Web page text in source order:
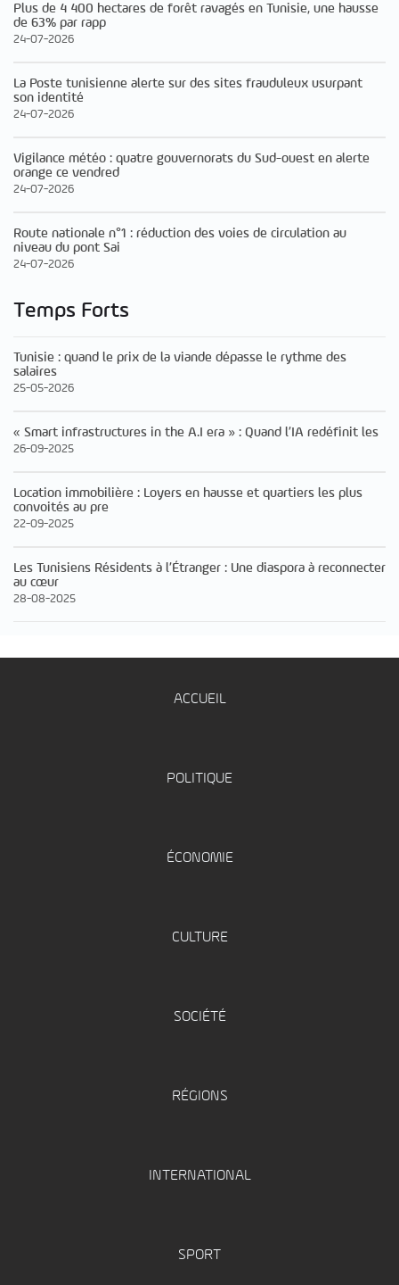
Plus de 4 400 hectares de forêt ravagés en Tunisie, une hausse
de 63% par rapp
24-07-2026
La Poste tunisienne alerte sur des sites frauduleux usurpant
son identité
24-07-2026
Vigilance météo : quatre gouvernorats du Sud-ouest en alerte
orange ce vendred
24-07-2026
Route nationale n°1 : réduction des voies de circulation au
niveau du pont Sai
24-07-2026
Temps Forts
Tunisie : quand le prix de la viande dépasse le rythme des
salaires
25-05-2026
« Smart infrastructures in the A.I era » : Quand l’IA redéfinit les
26-09-2025
Location immobilière : Loyers en hausse et quartiers les plus
convoités au pre
22-09-2025
Les Tunisiens Résidents à l’Étranger : Une diaspora à reconnecter
au cœur
28-08-2025
ACCUEIL
POLITIQUE
ÉCONOMIE
CULTURE
SOCIÉTÉ
RÉGIONS
INTERNATIONAL
SPORT